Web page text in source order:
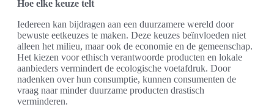
Hoe elke keuze telt
Iedereen kan bijdragen aan een duurzamere wereld door
bewuste eetkeuzes te maken. Deze keuzes beïnvloeden niet
alleen het milieu, maar ook de economie en de gemeenschap.
Het kiezen voor ethisch verantwoorde producten en lokale
aanbieders vermindert de ecologische voetafdruk. Door
nadenken over hun consumptie, kunnen consumenten de
vraag naar minder duurzame producten drastisch
verminderen.